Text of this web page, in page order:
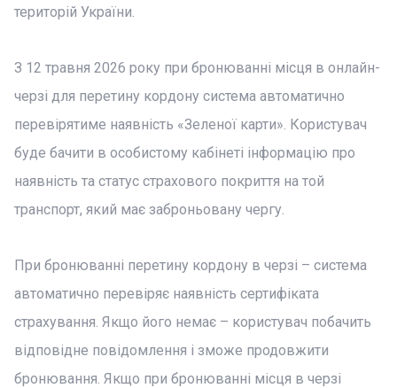
територій України.
З 12 травня 2026 року при бронюванні місця в онлайн-
черзі для перетину кордону система автоматично
перевірятиме наявність «Зеленої карти». Користувач
буде бачити в особистому кабінеті інформацію про
наявність та статус страхового покриття на той
транспорт, який має заброньовану чергу.
При бронюванні перетину кордону в черзі – система
автоматично перевіряє наявність сертифіката
страхування. Якщо його немає – користувач побачить
відповідне повідомлення і зможе продовжити
бронювання. Якщо при бронюванні місця в черзі